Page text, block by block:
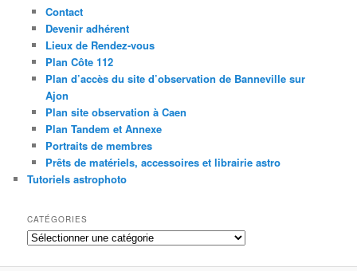
Contact
Devenir adhérent
Lieux de Rendez-vous
Plan Côte 112
Plan d’accès du site d’observation de Banneville sur
Ajon
Plan site observation à Caen
Plan Tandem et Annexe
Portraits de membres
Prêts de matériels, accessoires et librairie astro
Tutoriels astrophoto
CATÉGORIES
Catégories